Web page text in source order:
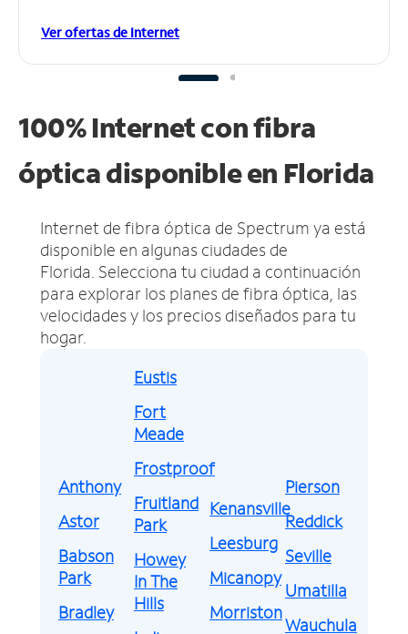
Ver ofertas de Internet
100% Internet con fibra
óptica disponible en Florida
Internet de fibra óptica de Spectrum ya está
disponible en algunas ciudades de
Florida. Selecciona tu ciudad a continuación
para explorar los planes de fibra óptica, las
velocidades y los precios diseñados para tu
hogar.
Anthony
Astor
Babson
Park
Bradley
Eustis
Fort
Meade
Frostproof
Fruitland
Park
Howey
In The
Hills
Kenansville
Leesburg
Micanopy
Morriston
Pierson
Reddick
Seville
Umatilla
Wauchula